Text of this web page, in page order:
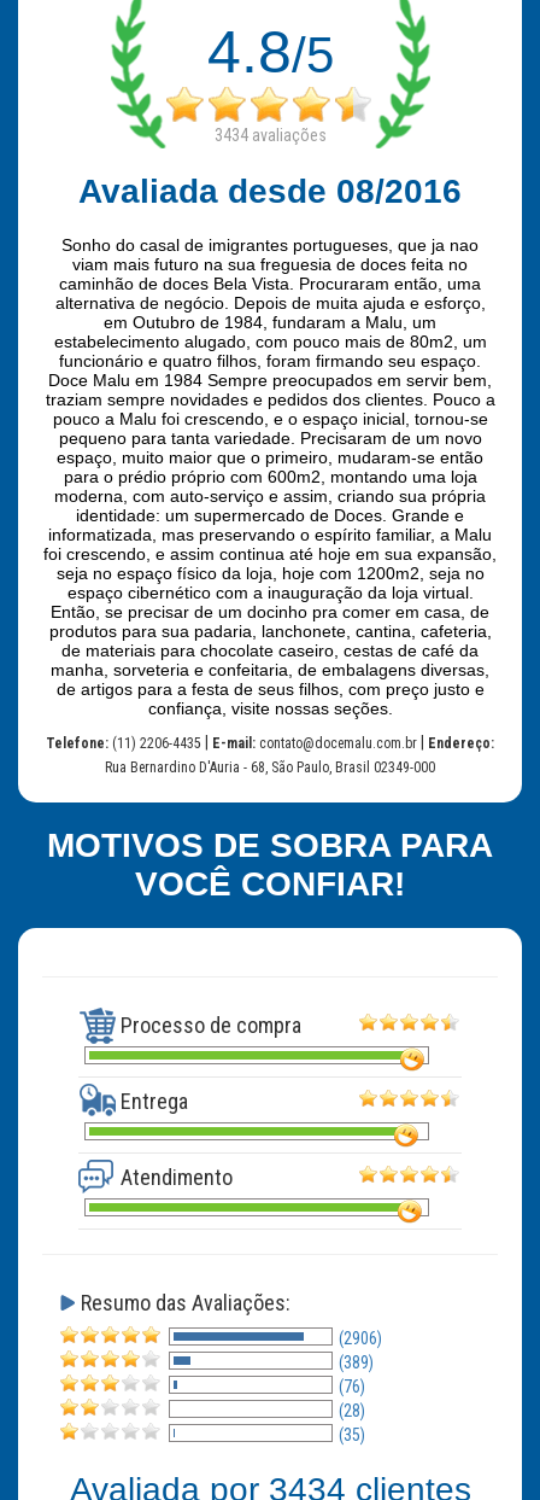
4.8/5
3434avaliações
Avaliada desde 08/2016
Sonho do casal de imigrantes portugueses, que ja nao
viam mais futuro na sua freguesia de doces feita no
caminhão de doces Bela Vista. Procuraram então, uma
alternativa de negócio. Depois de muita ajuda e esforço,
em Outubro de 1984, fundaram a Malu, um
estabelecimento alugado, com pouco mais de 80m2, um
funcionário e quatro filhos, foram firmando seu espaço.
Doce Malu em 1984 Sempre preocupados em servir bem,
traziam sempre novidades e pedidos dos clientes. Pouco a
pouco a Malu foi crescendo, e o espaço inicial, tornou-se
pequeno para tanta variedade. Precisaram de um novo
espaço, muito maior que o primeiro, mudaram-se então
para o prédio próprio com 600m2, montando uma loja
moderna, com auto-serviço e assim, criando sua própria
identidade: um supermercado de Doces. Grande e
informatizada, mas preservando o espírito familiar, a Malu
foi crescendo, e assim continua até hoje em sua expansão,
seja no espaço físico da loja, hoje com 1200m2, seja no
espaço cibernético com a inauguração da loja virtual.
Então, se precisar de um docinho pra comer em casa, de
produtos para sua padaria, lanchonete, cantina, cafeteria,
de materiais para chocolate caseiro, cestas de café da
manha, sorveteria e confeitaria, de embalagens diversas,
de artigos para a festa de seus filhos, com preço justo e
confiança, visite nossas seções.
Telefone: (11) 2206-4435 E-mail: contato@docemalu.com.br
Endereço:
Rua Bernardino D'Auria - 68, São Paulo, Brasil 02349-000
MOTIVOS DE SOBRA PARA
VOCÊ CONFIAR!
Processo de compra
Entrega
Atendimento
Resumo das Avaliações:
(2906)
(389)
(76)
(28)
(35)
Avaliada por 3434 clientes